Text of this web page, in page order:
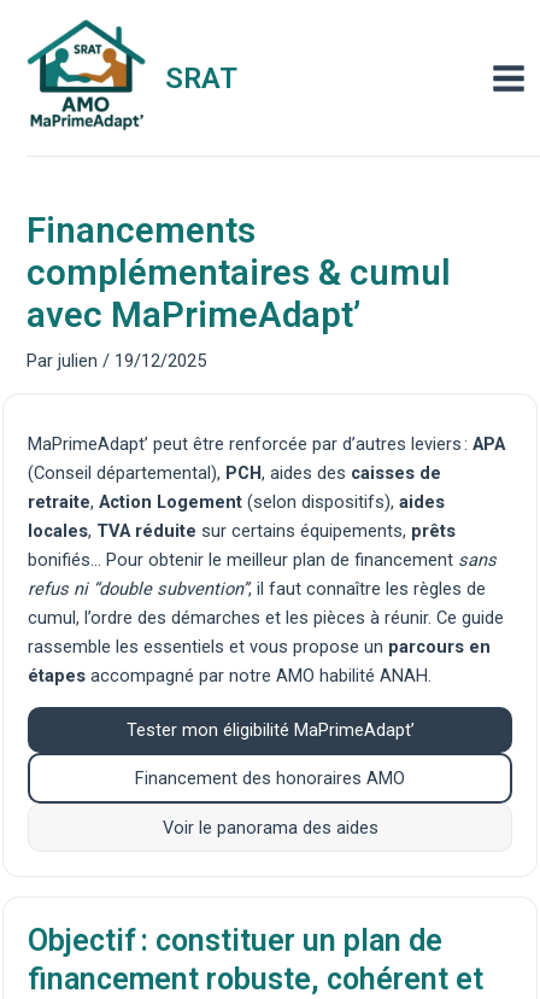
contenu
SRAT
Financements
complémentaires & cumul
avec MaPrimeAdapt’
Parjulien/ 19/12/2025
MaPrimeAdapt’ peut être renforcée par d’autres leviers :APA
(Conseil départemental), PCH, aides des caisses de
retraite,Action Logement (selon dispositifs),aides
locales, TVA réduite sur certains équipements, prêts
bonifiés… Pour obtenir le meilleur plan de financement sans
refus ni “double subvention”, il faut connaître les règles de
cumul, l’ordre des démarches et les pièces à réunir. Ce guide
rassemble les essentiels et vous propose un parcours en
étapes accompagné par notreAMO habilité ANAH.
Tester mon éligibilité MaPrimeAdapt’
Financement des honoraires AMO
Voir le panorama des aides
Objectif : constituer un plan de
financement robuste, cohérent et